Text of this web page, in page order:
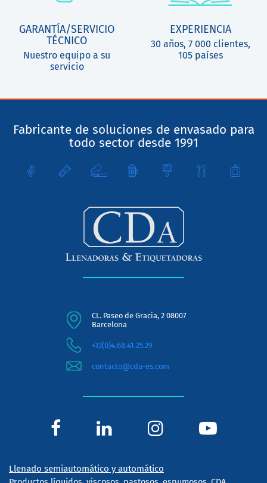
GARANTÍA/SERVICIO
TÉCNICO
Nuestro equipo a su
servicio
EXPERIENCIA
30 años, 7 000 clientes,
105 países
Fabricante de soluciones de envasado para
todo sector desde 1991
CL. Paseo de Gracia, 2 08007
Barcelona
+33(0)4.68.41.25.29
contacto@cda-es.com
Llenado semiautomático y automático